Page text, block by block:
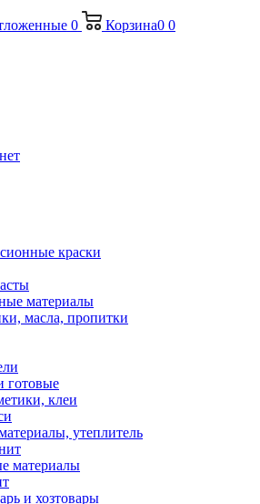
0 Корзина0 0
краски
материалы
масла, пропитки
готовые
клеи
утеплитель
материалы
и хозтовары